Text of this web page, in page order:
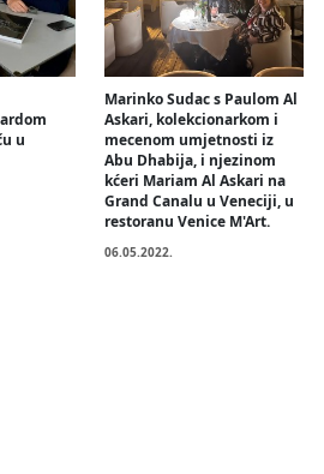
u
Marinko Sudac s Paulom Al
Askari, kolekcionarkom i
mecenom umjetnosti iz
Abu Dhabija, i njezinom
kćeri Mariam Al Askari na
Grand Canalu u Veneciji, u
restoranu Venice M'Art.
06.05.2022.